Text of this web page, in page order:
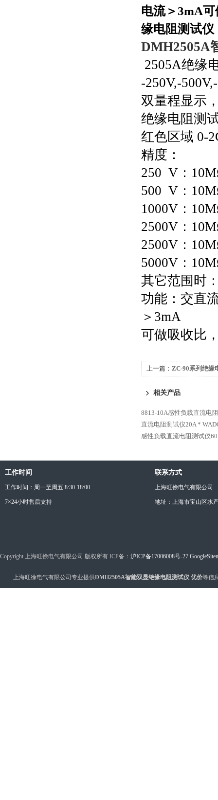
电流＞3mA
缘电阻测试仪
DMH2505A
2505A绝缘
-250V,-
双量程显示
绝缘电阻测
红色区域 0-
精度：
250 V：
500 V：
1000V：
2500V：
2500V：
5000V：
其它范围时
功能：交直
＞3mA
可做吸收比
上一篇： ZC-90系列绝缘
相关产品
8813-10A感性负载直流电
直流电阻测试仪20A *
感性负载直流电阻测试仪
工作时间
工作时间：周一至周五 8:30-18:00
7×24小时售后支持
联系方式
上海旺徐电气有限公司
地址：上海市宝山区水
Copyright 上海旺徐电气有限公司 版权所有 ICP备： 沪ICP备17006008号-27
上海旺徐电气有限公司专业提供DMH2505A智能双显绝缘电阻测试仪 优价等信